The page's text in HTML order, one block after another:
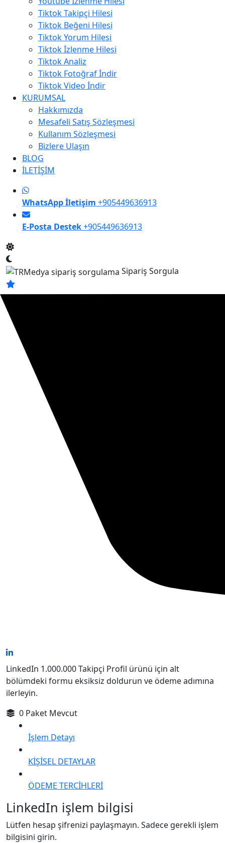
Tiktok Takipçi Hilesi
Tiktok Beğeni Hilesi
Tiktok Yorum Hilesi
Tiktok İzlenme Hilesi
Tiktok Analiz
Tiktok Fotoğraf İndir
Tiktok Video İndir
KURUMSAL
Hakkımızda
Mesafeli Satış Sözleşmesi
Kullanım Sözleşmesi
Bizlere Ulaşın
BLOG
İLETİŞİM
WhatsApp İletişim +905449636913
E-Posta Destek+905449636913
Sipariş Sorgula
LinkedIn 1.000.000 Takipçi Profil ürünü için alt
bölümdeki formu eksiksiz doldurun ve ödeme adımına
ilerleyin.
0 Paket Mevcut
İşlem Detayı
KİŞİSEL DETAYLAR
ÖDEME TERCİHLERİ
LinkedIn işlem bilgisi
Lütfen hesap şifrenizi paylaşmayın. Sadece gerekli işlem
bilgisini girin.